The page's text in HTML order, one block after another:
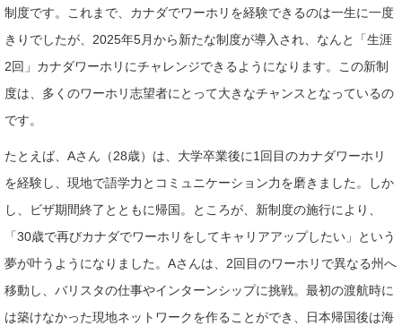
制度です。これまで、カナダでワーホリを経験できるのは一生に一度
きりでしたが、2025年5月から新たな制度が導入され、なんと「生涯
2回」カナダワーホリにチャレンジできるようになります。この新制
度は、多くのワーホリ志望者にとって大きなチャンスとなっているの
です。
たとえば、Aさん（28歳）は、大学卒業後に1回目のカナダワーホリ
を経験し、現地で語学力とコミュニケーション力を磨きました。しか
し、ビザ期間終了とともに帰国。ところが、新制度の施行により、
「30歳で再びカナダでワーホリをしてキャリアアップしたい」という
夢が叶うようになりました。Aさんは、2回目のワーホリで異なる州へ
移動し、バリスタの仕事やインターンシップに挑戦。最初の渡航時に
は築けなかった現地ネットワークを作ることができ、日本帰国後は海